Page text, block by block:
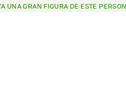
UNA GRAN FIGURA DE ESTE